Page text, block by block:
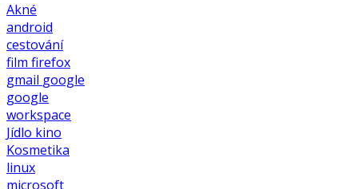
Akné
android
cestování
film firefox
gmail google
google
workspace
Jídlo kino
Kosmetika
linux
microsoft